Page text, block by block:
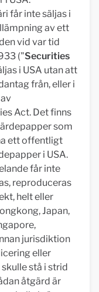
får inte säljas i
av ett
vid var tid
("Securities
i USA utan att
från, eller i
Act. Det finns
som
ett offentligt
i USA.
får inte
reproduceras
helt eller
Japan,
jurisdiktion
eller
stå i strid
åtgärd är